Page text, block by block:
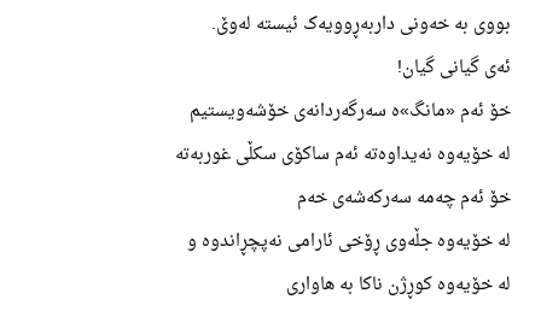
بووی بە خەونی داربەڕوویەک ئیستە لەوێ.
ئەی گیانی گیان!
خۆ ئەم «مانگ»ە سەرگەردانەی خۆشەویستیم
لە خۆیەوە نەیداوەتە ئەم ساکۆی سکڵی غوربەتە
خۆ ئەم چەمە سەرکەشەی خەم
لە خۆیەوە جڵەوی ڕۆخی ئارامی نەپچڕاندوە و
لە خۆیەوە کوڕژن ناکا بە هاواری